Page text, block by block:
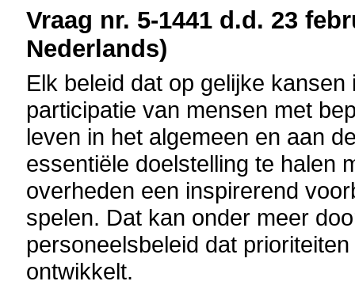
Vraag nr. 5-1441 d.d. 23
Nederlands)
Elk beleid dat op gelijke
participatie van mensen met
leven in het algemeen en aan
essentiële doelstelling te halen
overheden een inspirerend
spelen. Dat kan onder meer
personeelsbeleid dat
ontwikkelt.